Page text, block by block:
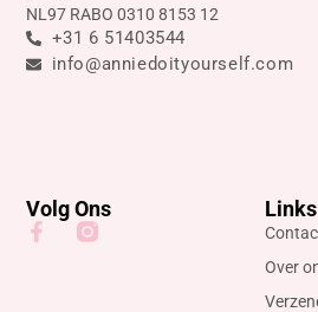
Links
Over
NL97 RABO 0310 8153 12
+31 6 51403544
info@anniedoityourself.com
Volg Ons